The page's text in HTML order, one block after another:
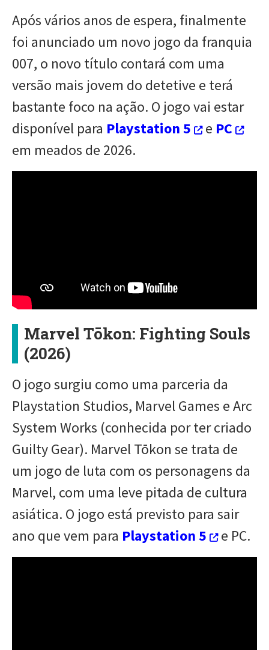
Após vários anos de espera, finalmente
foi anunciado um novo jogo da franquia
007, o novo título contará com uma
versão mais jovem do detetive e terá
bastante foco na ação. O jogo vai estar
disponível para Playstation 5 e PC
em meados de 2026.
Marvel Tōkon: Fighting Souls
(2026)
O jogo surgiu como uma parceria da
Playstation Studios, Marvel Games e Arc
System Works (conhecida por ter criado
Guilty Gear). Marvel Tōkon se trata de
um jogo de luta com os personagens da
Marvel, com uma leve pitada de cultura
asiática. O jogo está previsto para sair
ano que vem para Playstation 5 e PC.